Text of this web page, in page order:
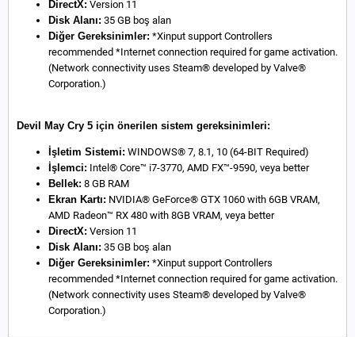
DirectX: Version 11
Disk Alanı: 35 GB boş alan
Diğer Gereksinimler: *Xinput support Controllers
recommended *Internet connection required for game activation.
(Network connectivity uses Steam® developed by Valve®
Corporation.)
Devil May Cry 5 için önerilen sistem gereksinimleri:
İşletim Sistemi: WINDOWS® 7, 8.1, 10 (64-BIT Required)
İşlemci: Intel® Core™ i7-3770, AMD FX™-9590, veya better
Bellek: 8 GB RAM
Ekran Kartı: NVIDIA® GeForce® GTX 1060 with 6GB VRAM,
AMD Radeon™ RX 480 with 8GB VRAM, veya better
DirectX: Version 11
Disk Alanı: 35 GB boş alan
Diğer Gereksinimler: *Xinput support Controllers
recommended *Internet connection required for game activation.
(Network connectivity uses Steam® developed by Valve®
Corporation.)